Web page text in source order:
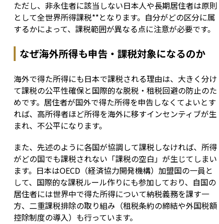
ただし、非永住者に該当しない日本人や長期居住者は原則
として全世界所得課税**となります。自分がどの区分に属
するかによって、課税範囲が異なる点に注意が必要です。
なぜ海外所得も申告・課税対象になるのか
海外で得た所得にも日本で課税される理由は、大きく分け
て課税の公平性確保と国際的な脱税・租税回避の防止のた
めです。居住者が国外で得た所得を申告しなくてよいとす
れば、高所得者ほど所得を海外に移すインセンティブが生
まれ、不公平になります。
また、先述のように各国が協調して課税しなければ、所得
がどの国でも課税されない「課税の空白」が生じてしまい
ます。日本はOECD（経済協力開発機構）加盟国の一員と
して、国際的な課税ルール作りにも参加しており、自国の
居住者には世界中で得た所得について納税義務を課す一
方、二重課税排除の取り組み（租税条約の締結や外国税額
控除制度の導入）も行っています。